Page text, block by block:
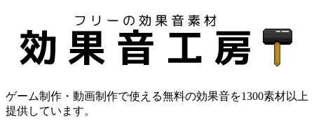
ゲーム制作・動画制作で使える無料の効果音を1300素材以上
提供しています。